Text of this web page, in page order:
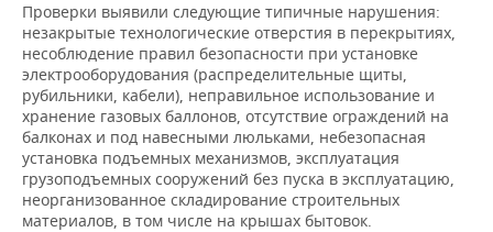
Проверки выявили следующие типичные нарушения:
незакрытые технологические отверстия в перекрытиях,
несоблюдение правил безопасности при установке
электрооборудования (распределительные щиты,
рубильники, кабели), неправильное использование и
хранение газовых баллонов, отсутствие ограждений на
балконах и под навесными люльками, небезопасная
установка подъемных механизмов, эксплуатация
грузоподъемных сооружений без пуска в эксплуатацию,
неорганизованное складирование строительных
материалов, в том числе на крышах бытовок.